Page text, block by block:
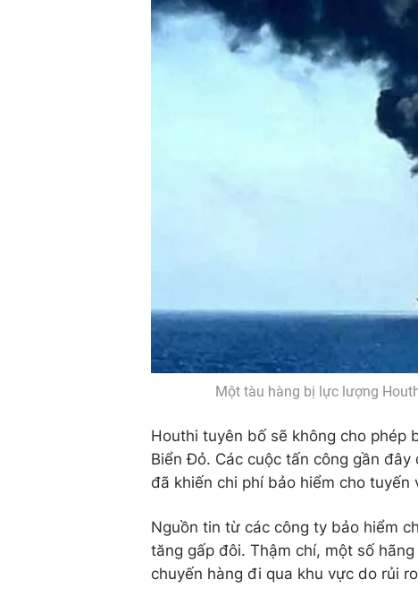
Một tàu hàng bị lực lượng
Houthi tuyên bố sẽ không cho phép
Biển Đỏ. Các cuộc tấn công gần
đã khiến chi phí bảo hiểm cho tuyến
Nguồn tin từ các công ty bảo hiểm
tăng gấp đôi. Thậm chí, một số
chuyến hàng đi qua khu vực do rủi